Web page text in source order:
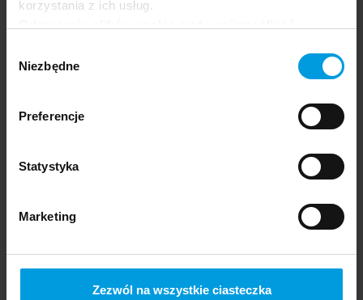
korzystania z ich usług.
oferowanych na naszej stronie, w tym m.in. z
zgody
Niezbędne
Preferencje
Statystyka
Marketing
Zezwól na wszystkie ciasteczka
Misiak